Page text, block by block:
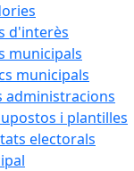
d'interès
municipals
municipals
administracions
i plantilles
electorals